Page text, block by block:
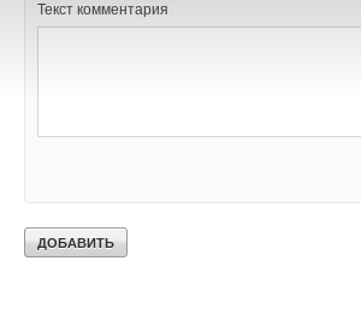
Текст комментария